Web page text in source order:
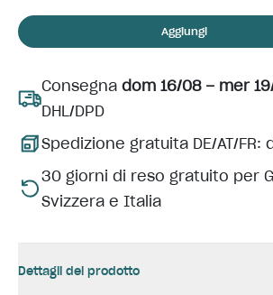
Aggiungi
Consegna dom 16/08 – mer
DHL/DPD
Spedizione gratuita DE/AT/FR:
30 giorni di reso gratuito per
Svizzera e Italia
Dettagli del prodotto